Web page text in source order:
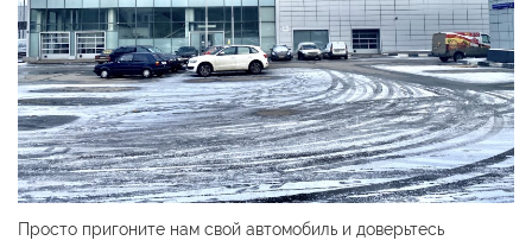
Просто пригоните нам свой автомобиль и доверьтесь